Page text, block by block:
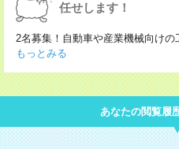
任せします！
2名募集！自動車や産業機械向け
もっとみる
あなたの閲覧履